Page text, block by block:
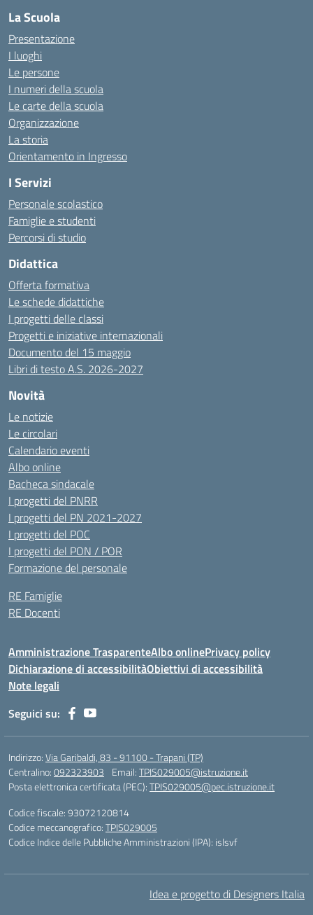
La Scuola
Presentazione
I luoghi
Le persone
I numeri della scuola
Le carte della scuola
Organizzazione
La storia
Orientamento in Ingresso
I Servizi
Personale scolastico
Famiglie e studenti
Percorsi di studio
Didattica
Offerta formativa
Le schede didattiche
I progetti delle classi
Progetti e iniziative internazionali
Documento del 15 maggio
Libri di testo A.S. 2026-2027
Novità
Le notizie
Le circolari
Calendario eventi
Albo online
Bacheca sindacale
I progetti del PNRR
I progetti del PN 2021-2027
I progetti del POC
I progetti del PON / POR
Formazione del personale
RE Famiglie
RE Docenti
Amministrazione TrasparenteAlbo onlinePrivacy policy
Dichiarazione di accessibilitàObiettivi di accessibilità
Note legali
Seguici su:
Indirizzo:Via Garibaldi, 83 - 91100 - Trapani (TP)
Centralino:092323903 Email:TPIS029005@istruzione.it
Posta elettronica certificata (PEC):TPIS029005@pec.istruzione.it
Codice fiscale: 93072120814
Codice meccanografico:TPIS029005
Codice Indice delle Pubbliche Amministrazioni (IPA): islsvf
Idea e progetto di Designers Italia